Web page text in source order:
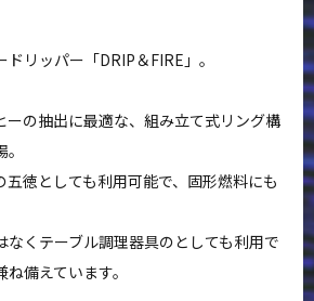
リッパー「DRIP＆FIRE」。
ーの抽出に最適な、組み立て式リング構
五徳としても利用可能で、固形燃料にも
なくテーブル調理器具のとしても利用で
備えています。